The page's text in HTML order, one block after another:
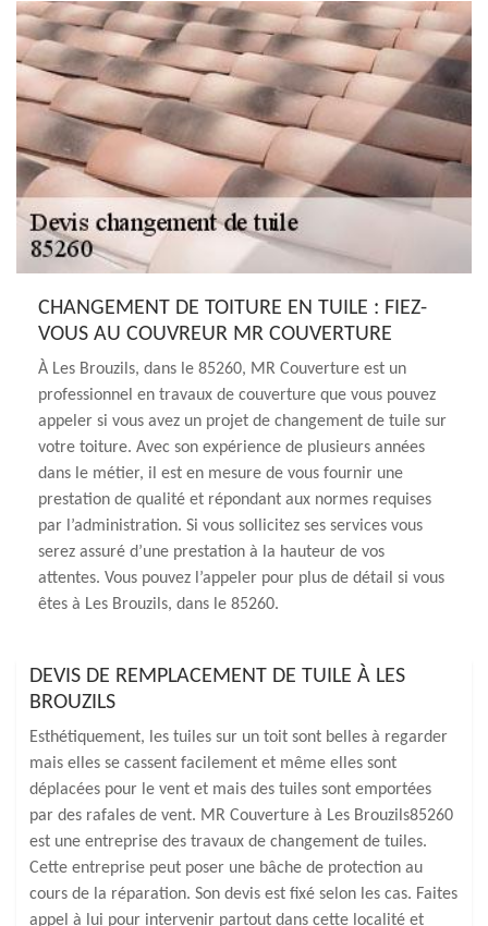
CHANGEMENT DE TOITURE EN TUILE : FIEZ-
VOUS AU COUVREUR MR COUVERTURE
À Les Brouzils, dans le 85260, MR Couverture est un
professionnel en travaux de couverture que vous pouvez
appeler si vous avez un projet de changement de tuile sur
votre toiture. Avec son expérience de plusieurs années
dans le métier, il est en mesure de vous fournir une
prestation de qualité et répondant aux normes requises
par l’administration. Si vous sollicitez ses services vous
serez assuré d’une prestation à la hauteur de vos
attentes. Vous pouvez l’appeler pour plus de détail si vous
êtes à Les Brouzils, dans le 85260.
DEVIS DE REMPLACEMENT DE TUILE À LES
BROUZILS
Esthétiquement, les tuiles sur un toit sont belles à regarder
mais elles se cassent facilement et même elles sont
déplacées pour le vent et mais des tuiles sont emportées
par des rafales de vent. MR Couverture à Les Brouzils85260
est une entreprise des travaux de changement de tuiles.
Cette entreprise peut poser une bâche de protection au
cours de la réparation. Son devis est fixé selon les cas. Faites
appel à lui pour intervenir partout dans cette localité et